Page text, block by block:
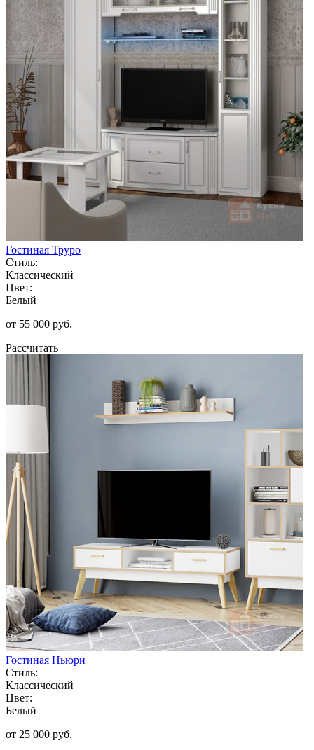
Гостиная Труро
Стиль:
Классический
Цвет:
Белый
от 55 000 руб.
Рассчитать
Гостиная Ньюри
Стиль:
Классический
Цвет:
Белый
от 25 000 руб.